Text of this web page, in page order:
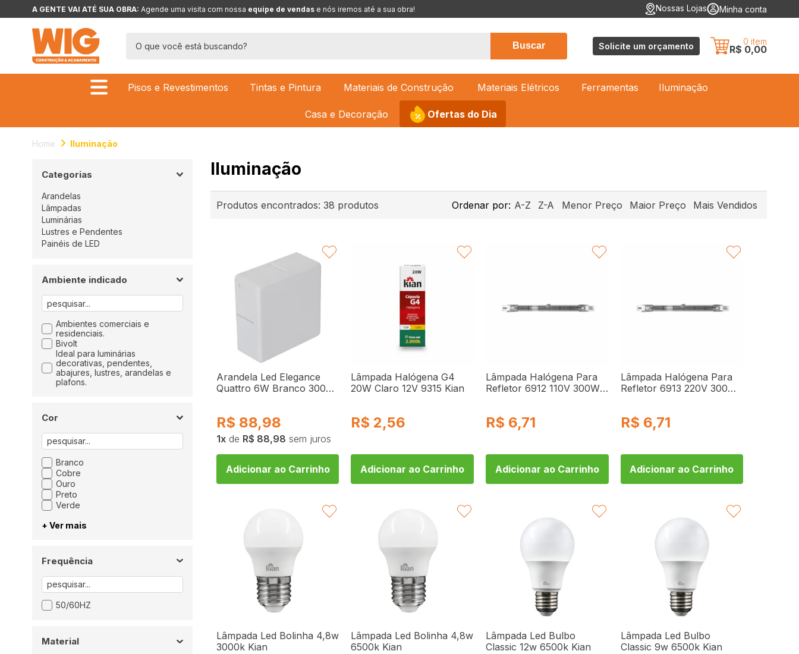
A GENTE VAI ATÉ SUA OBRA: Agende uma visita com nossa equipe de vendas e nós iremos até a sua obra! Nossas Lojas Minha conta
Buscar Solicite um orçamento 0 item
R$ 0,00
Pisos e Revestimentos Tintas e Pintura Materiais de Construção Materiais Elétricos Ferramentas Iluminação
Casa e Decoração Ofertas do Dia
Home Iluminação
Categorias
Arandelas
Lâmpadas
Luminárias
Lustres e Pendentes
Painéis de LED
Ambiente indicado
Ambientes comerciais e
residenciais.
Bivolt
Ideal para luminárias
decorativas, pendentes,
abajures, lustres, arandelas e
plafons.
Cor
Branco
Cobre
Ouro
Preto
Verde
+ Ver mais
Frequência
50/60HZ
Material
Iluminação
Produtos encontrados: 38 produtos Ordenar por: A-Z Z-A Menor Preço Maior Preço Mais Vendidos
Arandela Led Elegance
Quattro 6W Branco 3000K
R$ 88,98
1 de R$ 88,98 sem juros
Adicionar ao Carrinho
FAVORITAR
Lâmpada Halógena G4
20W Claro 12V 9315 Kian
R$ 2,56
Adicionar ao Carrinho
FAVORITAR
Lâmpada Halógena Para
Refletor 6912 110V 300W
R$ 6,71
Adicionar ao Carrinho
FAVORITAR
Lâmpada Halógena Para
Refletor 6913 220V 300W
R$ 6,71
Adicionar ao Carrinho
FAVORITAR
Lâmpada Led Bolinha 4,8w
3000k Kian
FAVORITAR
Lâmpada Led Bolinha 4,8w
6500k Kian
FAVORITAR
Lâmpada Led Bulbo
Classic 12w 6500k Kian
FAVORITAR
Lâmpada Led Bulbo
Classic 9w 6500k Kian
FAVORITAR